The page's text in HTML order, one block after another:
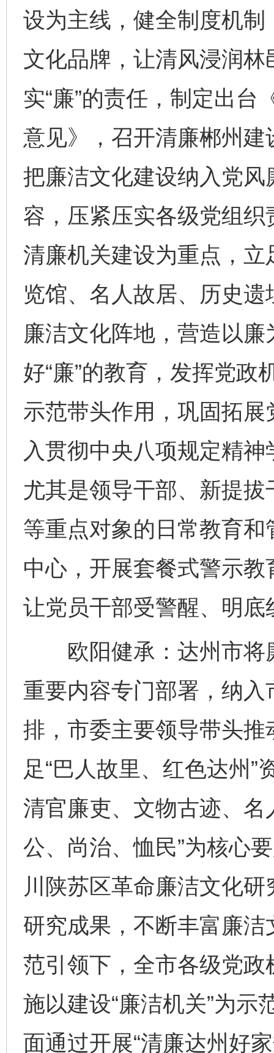
设为主线，健全制度机
文化品牌，让清风浸润
实“廉”的责任，制定出
意见》，召开清廉郴州
把廉洁文化建设纳入党
容，压紧压实各级党组织
清廉机关建设为重点，
览馆、名人故居、历史
廉洁文化阵地，营造以
好“廉”的教育，发挥党
示范带头作用，巩固拓
入贯彻中央八项规定精
尤其是领导干部、新提
等重点对象的日常教育
中心，开展套餐式警示
让党员干部受警醒、明底
欧阳健承：达州市将
重要内容专门部署，纳
排，市委主要领导带头
足“巴人故里、红色达州
清官廉吏、文物古迹、名
公、尚治、恤民”为核心
川陕苏区革命廉洁文化
研究成果，不断丰富廉
范引领下，全市各级党
施以建设“廉洁机关”为示
面通过开展“清廉达州好